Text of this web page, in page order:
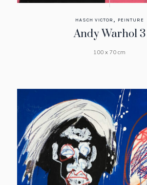
HASCH VICTOR , PEINTURE
Andy Warhol 3
100 x 70 cm